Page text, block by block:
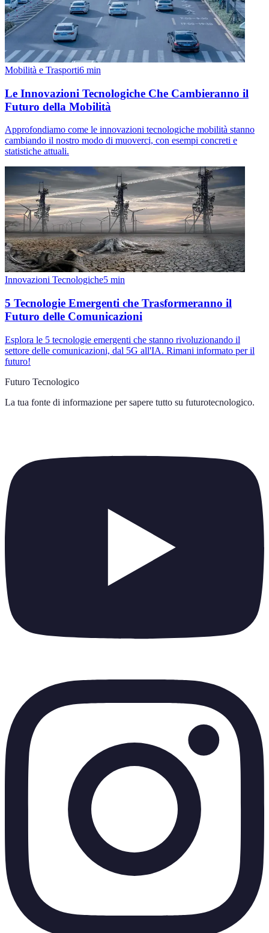
Mobilità e Trasporti6 min
Le Innovazioni Tecnologiche Che Cambieranno il
Futuro della Mobilità
Approfondiamo come le innovazioni tecnologiche mobilità stanno
cambiando il nostro modo di muoverci, con esempi concreti e
statistiche attuali.
Innovazioni Tecnologiche5 min
5 Tecnologie Emergenti che Trasformeranno il
Futuro delle Comunicazioni
Esplora le 5 tecnologie emergenti che stanno rivoluzionando il
settore delle comunicazioni, dal 5G all'IA. Rimani informato per il
futuro!
Futuro Tecnologico
La tua fonte di informazione per sapere tutto su futurotecnologico.